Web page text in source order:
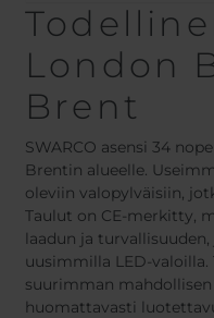
London
Brent
SWARCO asensi 34
Brentin alueelle.
oleviin valopylväisiin,
Taulut on CE-merkitty,
laadun ja
uusimmilla LED-
suurimman
huomattavasti